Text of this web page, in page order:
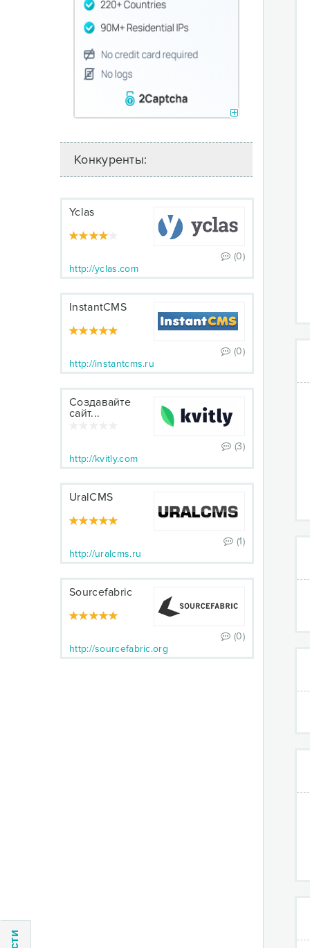
Конкуренты:
Yclas
(0)
http://yclas.com
InstantCMS
(0)
http://instantcms.ru
Создавайте
сайт...
(3)
http://kvitly.com
UralCMS
(1)
http://uralcms.ru
Sourcefabric
(0)
http://sourcefabric.org